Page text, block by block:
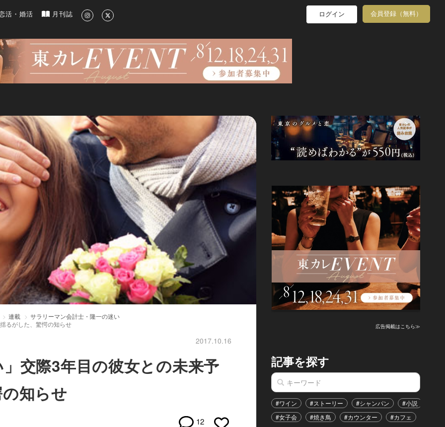
ルメ、洗練されたライフスタイル情報
活・婚活 月刊誌 ログイン 会員登録（無料）
連載
サラリーマン会計士・隆一の迷い
るがした、驚愕の知らせ
2017.10.16
交際3年目の彼女との未来予
知らせ
12
広告掲載はこちら≫
記事を探す
#ワイン #ストーリー #シャンパン #小説
#女子会
#焼き鳥 #カウンター #カフェ